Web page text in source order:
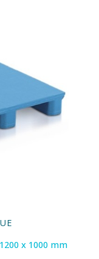
x 1000 mm